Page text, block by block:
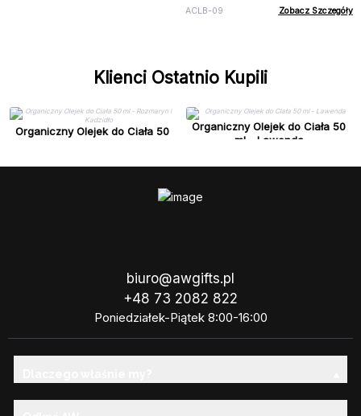
ACLB-09 Zobacz Szczegóły
Klienci Ostatnio Kupili
Organiczny Olejek do Ciała 50
Organiczny Olejek do Ciała 50
ml - Lawenda
biuro@awgifts.pl
+48 73 2082 822
Poniedziałek-Piątek 8:00-16:00